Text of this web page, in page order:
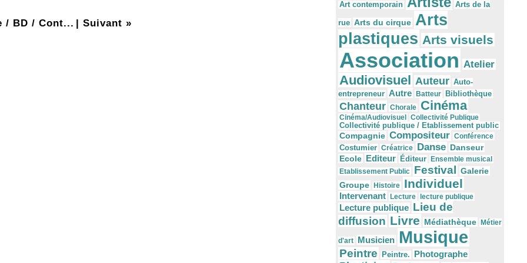
/ BD / Cont... | Suivant »
Art contemporain Arts de la
rue Arts du cirque Arts
plastiques Arts visuels
Association Atelier
Audiovisuel Auteur Auto-
entrepreneur Autre Batteur Bibliothèque
Chanteur Chorale Cinéma
Cinéma/Audiovisuel
Collectivité Publique
Collectivité publique / Etablissement public
Compagnie Compositeur Conférence
Costumier Créatrice Danse Danseur
Ecole Editeur Éditeur
Ensemble musical
Etablissement Public Festival Galerie
Groupe
Histoire Individuel
Intervenant Lecture lecture publique
Lecture publique Lieu de
diffusion Livre Médiathèque Métier
d'art Musicien Musique
Peintre Peintre. Photographe